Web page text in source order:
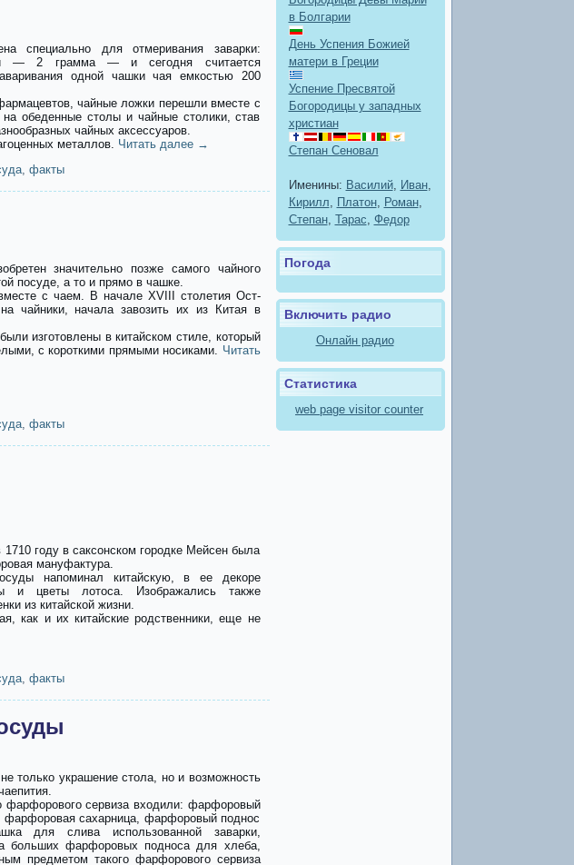
специально для отмеривания заварки:
— 2 грамма — и сегодня считается
одной чашки чая емкостью 200
чайные ложки перешли вместе с
обеденные столы и чайные столики, став
чайных аксессуаров.
металлов. Читать далее →
, факты
значительно позже самого чайного
посуде, а то и прямо в чашке.
с чаем. В начале XVIII столетия Ост-
чайники, начала завозить их из Китая в
изготовлены в китайском стиле, который
с короткими прямыми носиками. Читать
, факты
году в саксонском городке Мейсен была
мануфактура.
напоминал китайскую, в ее декоре
и цветы лотоса. Изображались также
из китайской жизни.
как и их китайские родственники, еще не
, факты
только украшение стола, но и возможность
фарфорового сервиза входили: фарфоровый
сахарница, фарфоровый поднос
для слива использованной заварки,
больших фарфоровых подноса для хлеба,
предметом такого фарфорового сервиза
в Болгарии
День Успения Божией
матери в Греции
Успение Пресвятой
Богородицы у западных
христиан
Степан Сеновал
Именины: Василий, Иван,
Кирилл, Платон, Роман,
Степан, Тарас, Федор
Погода
Включить радио
Онлайн радио
Статистика
web page visitor counter